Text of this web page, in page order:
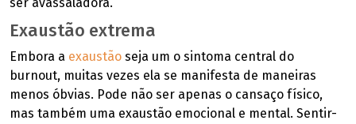
Exaustão extrema
Embora a exaustão seja um o sintoma central do
burnout, muitas vezes ela se manifesta de maneiras
menos óbvias. Pode não ser apenas o cansaço físico,
mas também uma exaustão emocional e mental. Sentir-